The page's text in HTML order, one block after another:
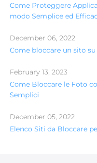
Come Proteggere
modo Semplice ed
December 06, 2022
Come bloccare un sito
February 13, 2023
Come Bloccare le Foto
Semplici
December 05, 2022
Elenco Siti da Bloccare